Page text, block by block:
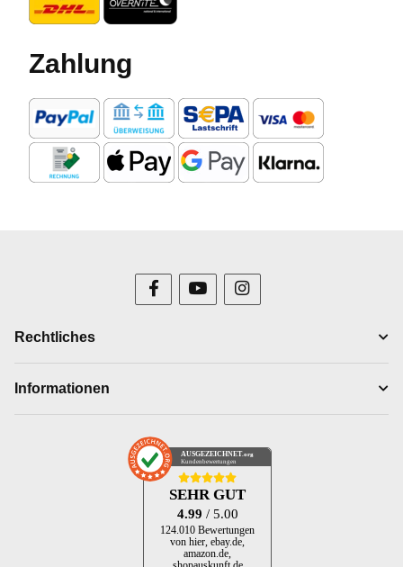
Zahlung
Rechtliches
Informationen
AUSGEZEICHNET .org
Kundenbewertungen
SEHR GUT
4.99 / 5.00
124.010 Bewertungen
von hier, ebay.de,
amazon.de,